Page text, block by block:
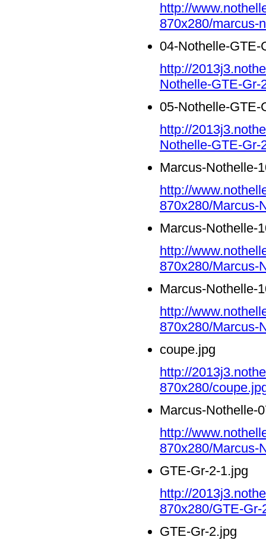
http://
870x280/marcus-
04-Nothelle-GTE-
http://
Nothelle-GTE-Gr-
05-Nothelle-GTE-
http://
Nothelle-GTE-Gr-
Marcus-Nothelle-
http://
870x280/Marcus-
Marcus-Nothelle-
http://
870x280/Marcus-
Marcus-Nothelle-
http://
870x280/Marcus-
coupe.jpg
http://
870x280/
Marcus-Nothelle-
http://
870x280/Marcus-
GTE-Gr-2-1.jpg
http://
870x280/GTE-Gr-
GTE-Gr-2.jpg